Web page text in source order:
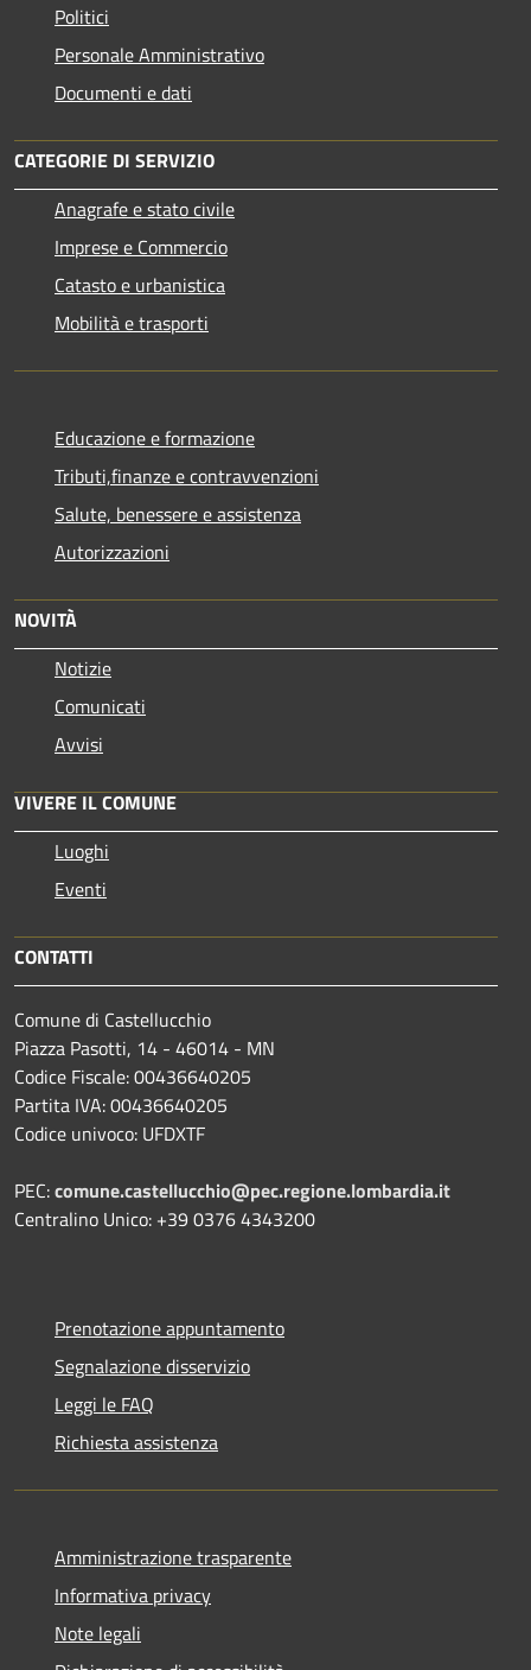
Politici
Personale Amministrativo
Documenti e dati
CATEGORIE DI SERVIZIO
Anagrafe e stato civile
Imprese e Commercio
Catasto e urbanistica
Mobilità e trasporti
Educazione e formazione
Tributi,finanze e contravvenzioni
Salute, benessere e assistenza
Autorizzazioni
NOVITÀ
Notizie
Comunicati
Avvisi
VIVERE IL COMUNE
Luoghi
Eventi
CONTATTI
Comune di Castellucchio
Piazza Pasotti, 14 - 46014 - MN
Codice Fiscale: 00436640205
Partita IVA: 00436640205
Codice univoco: UFDXTF
PEC:comune.castellucchio@pec.regione.lombardia.it
Centralino Unico: +39 0376 4343200
Prenotazione appuntamento
Segnalazione disservizio
Leggi le FAQ
Richiesta assistenza
Amministrazione trasparente
Informativa privacy
Note legali